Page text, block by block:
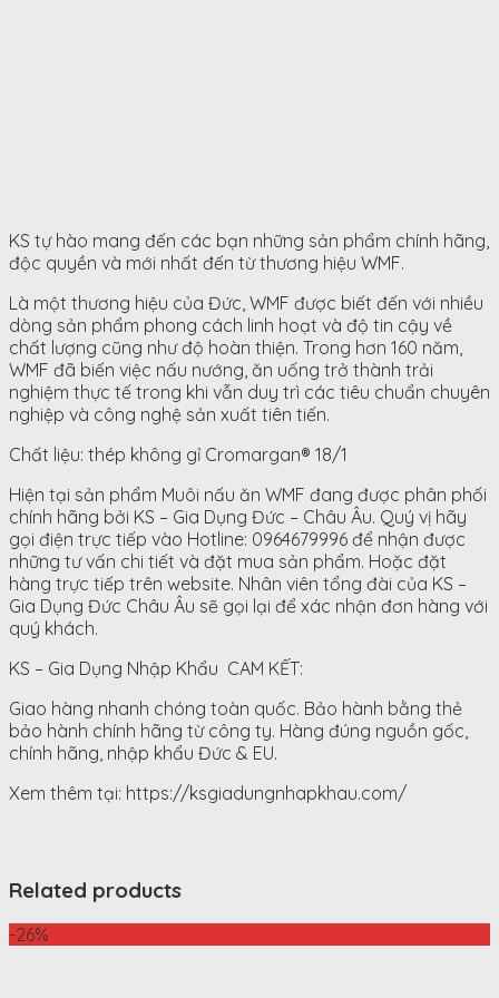
KS tự hào mang đến các bạn những sản phẩm chính hãng,
độc quyền và mới nhất đến từ thương hiệu WMF.
Là một thương hiệu của Đức, WMF được biết đến với nhiều
dòng sản phẩm phong cách linh hoạt và độ tin cậy về
chất lượng cũng như độ hoàn thiện. Trong hơn 160 năm,
WMF đã biến việc nấu nướng, ăn uống trở thành trải
nghiệm thực tế trong khi vẫn duy trì các tiêu chuẩn chuyên
nghiệp và công nghệ sản xuất tiên tiến.
Chất liệu: thép không gỉ Cromargan® 18/1
Hiện tại sản phẩm Muôi nấu ăn WMF đang được phân phối
chính hãng bởi KS – Gia Dụng Đức – Châu Âu. Quý vị hãy
gọi điện trực tiếp vào Hotline: 0964679996 để nhận được
những tư vấn chi tiết và đặt mua sản phẩm. Hoặc đặt
hàng trực tiếp trên website. Nhân viên tổng đài của KS –
Gia Dụng Đức Châu Âu sẽ gọi lại để xác nhận đơn hàng với
quý khách.
KS – Gia Dụng Nhập Khẩu CAM KẾT:
Giao hàng nhanh chóng toàn quốc. Bảo hành bằng thẻ
bảo hành chính hãng từ công ty. Hàng đúng nguồn gốc,
chính hãng, nhập khẩu Đức & EU.
Xem thêm tại: https://ksgiadungnhapkhau.com/
Related products
-26%